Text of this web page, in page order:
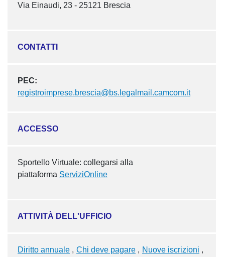
Via Einaudi, 23 - 25121 Brescia
CONTATTI
PEC:
registroimprese.brescia@bs.legalmail.camcom.it
ACCESSO
Sportello Virtuale: collegarsi alla
piattaforma ServiziOnline
ATTIVITÀ DELL'UFFICIO
Diritto annuale Chi deve pagare
Nuove iscrizioni